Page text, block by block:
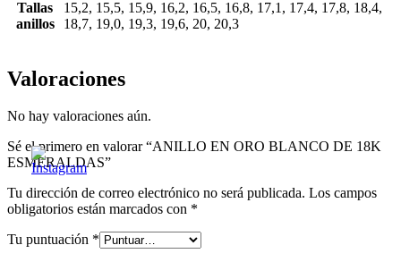
Tallas
anillos
15,2, 15,5, 15,9, 16,2, 16,5, 16,8, 17,1, 17,4, 17,8, 18,4,
18,7, 19,0, 19,3, 19,6, 20, 20,3
Valoraciones
No hay valoraciones aún.
Sé el primero en valorar “ANILLO EN ORO BLANCO DE 18K
ESMERALDAS”
Tu dirección de correo electrónico no será publicada. Los campos
obligatorios están marcados con *
Tu puntuación *